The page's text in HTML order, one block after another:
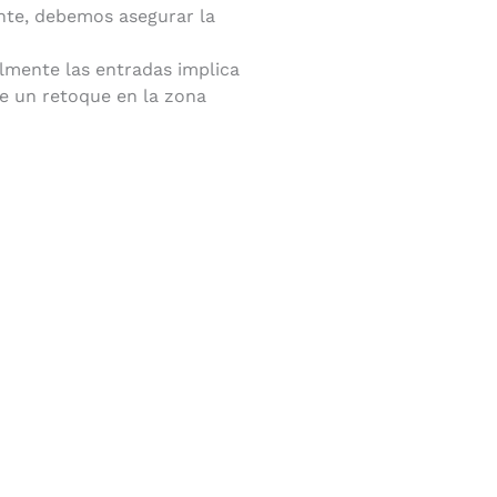
debemos asegurar la
las entradas implica
un retoque en la zona